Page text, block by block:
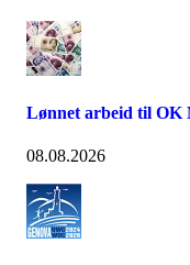
Lønnet arbeid til OK
08.08.2026